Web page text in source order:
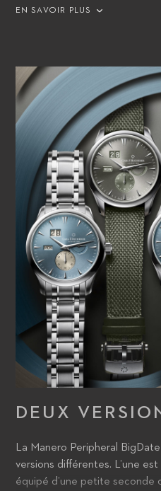
Manero Peripheral BigDate
A2011, le mouvement
anime ce nouveau garde-
EN SAVOIR PLUS
DEUX
La Manero Peripheral
versions différentes. L’une
équipé d’une petite seconde